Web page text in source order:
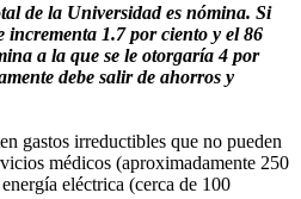
de la Universidad es nómina. Si
incrementa 1.7 por ciento y el 86
a la que se le otorgaría 4 por
debe salir de ahorros y
gastos irreductibles que no pueden
médicos (aproximadamente 250
eléctrica (cerca de 100